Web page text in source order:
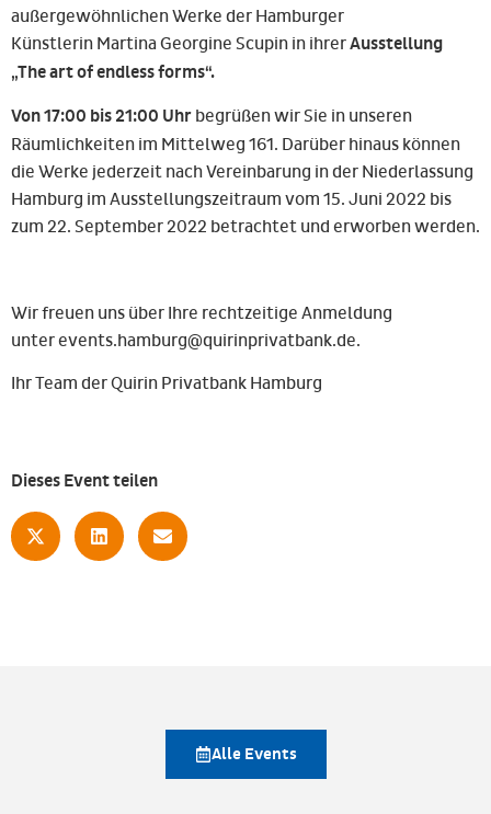
außergewöhnlichen Werke der Hamburger
Künstlerin Martina Georgine Scupin in ihrerAusstellung
„The art of endless forms“.
Von 17:00 bis 21:00 Uhr begrüßen wir Sie in unseren
Räumlichkeiten im Mittelweg 161. Darüber hinaus können
die Werke jederzeit nach Vereinbarung in der Niederlassung
Hamburg im Ausstellungszeitraum vom 15. Juni 2022 bis
zum 22. September 2022 betrachtet und erworben werden.
Wir freuen uns über Ihre rechtzeitige Anmeldung
unter events.hamburg@quirinprivatbank.de.
Ihr Team der Quirin Privatbank Hamburg
Dieses Event teilen
Alle Events